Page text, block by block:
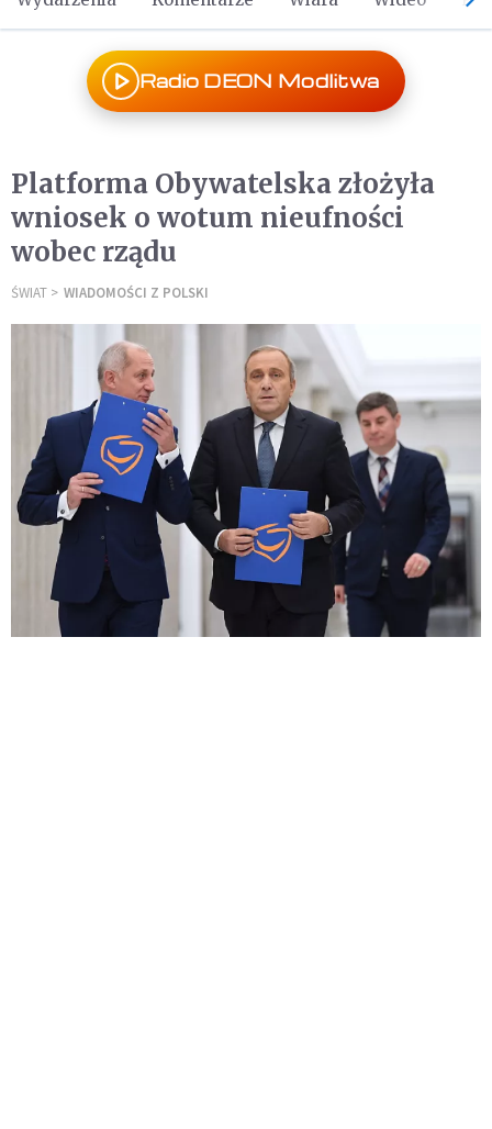
Radio DEON Modlitwa
Platforma Obywatelska złożyła
wniosek o wotum nieufności
wobec rządu
ŚWIAT WIADOMOŚCI Z POLSKI